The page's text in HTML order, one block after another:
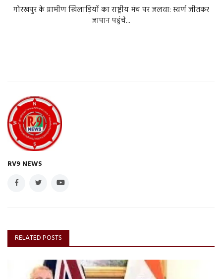
गोरखपुर के ग्रामीण खिलाड़ियों का राष्ट्रीय मंच पर जलवा: स्वर्ण जीतकर
जापान पहुंचे...
RV9 NEWS
RELATED POSTS